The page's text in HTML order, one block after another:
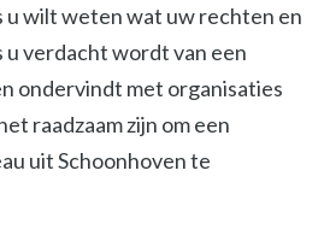
u wilt weten wat uw rechten en
u verdacht wordt van een
ondervindt met organisaties
raadzaam zijn om een
uit Schoonhoven te